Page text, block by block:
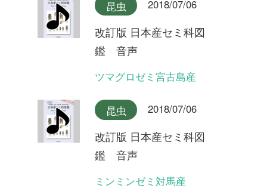
改訂版 日本産セミ科図
オガサワラゼミ(ヤマゼミ型)
昆虫 2018/07/06
鑑 音声
オガサワラゼミ(シャックリ
昆虫 2018/07/06